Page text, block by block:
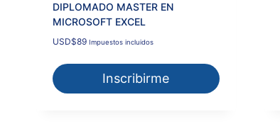
DIPLOMADO MASTER EN
MICROSOFT EXCEL
USD$89 Impuestos incluidos
Inscribirme